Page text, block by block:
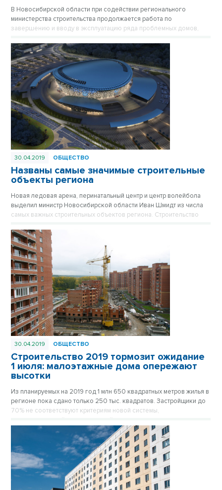
В Новосибирской области при содействии регионального
министерства строительства продолжается работа по
завершению и вводу в эксплуатацию ряда проблемных домов,
30.04.2019 ОБЩЕСТВО
Названы самые значимые строительные
объекты региона
Новая ледовая арена, перинатальный центр и центр волейбола
выделил министр Новосибирской области Иван Шмидт из числа
самых важных строительных объектов региона. Строительство
федерального бюджетов ведется в рамках реализации
национальных проектов «Демография», «Образование», «Жилье и
городская среда». Более 14 млрд рублей в 2019 году планируется
направить на строительство объектов социальной
инфраструктуры Новосибирской области.
30.04.2019 ОБЩЕСТВО
Строительство 2019 тормозит ожидание
1 июля: малоэтажные дома опережают
высотки
Из планируемых на 2019 год 1 млн 650 квадратных метров жилья в
регионе пока сдано только 250 тыс. квадратов. Застройщики до
70% не соответствуют критериям новой системы,
строительства и открытие в банках эскроу-счетов для расчетов с
инвесторами. Новый порядок инвестирования в строящиеся
объекты наступит уже 1 июля 2019 года.